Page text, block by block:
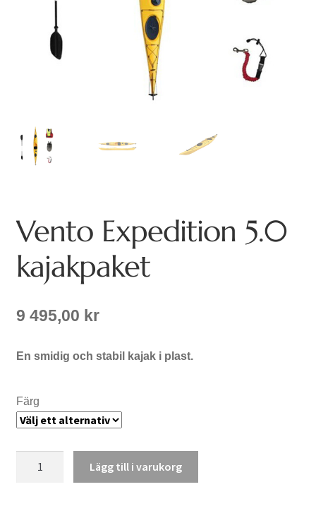
Vento Expedition 5.0
kajakpaket
9 495,00 kr
En smidig och stabil kajak i plast.
Färg
Lägg till i varukorg